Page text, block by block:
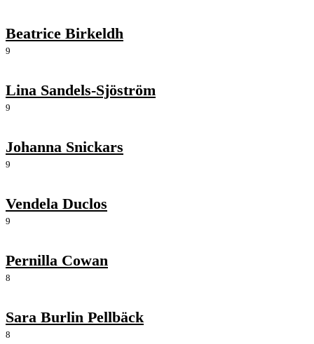
Beatrice Birkeldh
9
Lina Sandels-Sjöström
9
Johanna Snickars
9
Vendela Duclos
9
Pernilla Cowan
8
Sara Burlin Pellbäck
8